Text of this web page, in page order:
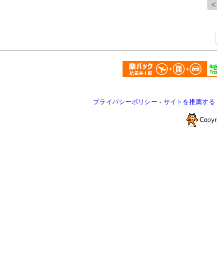
プライバシーポリシー - サイトを推薦する